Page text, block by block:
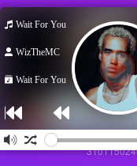
Copyright © 2026马哥
Wait For You
WizTheMC
Wait For You